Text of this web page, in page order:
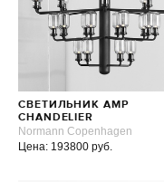
СВЕТИЛЬНИК AMP
CHANDELIER
Normann Copenhagen
Цена: 193800 руб.